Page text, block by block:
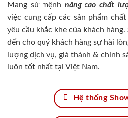
Mang sứ mệnh nâng cao chất
việc cung cấp các sản phẩm
yêu cầu khắc khe của khách hàng.
đến cho quý khách hàng sự hài
lượng dịch vụ, giá thành & chính
luôn tốt nhất tại Việt Nam.
Hệ thống